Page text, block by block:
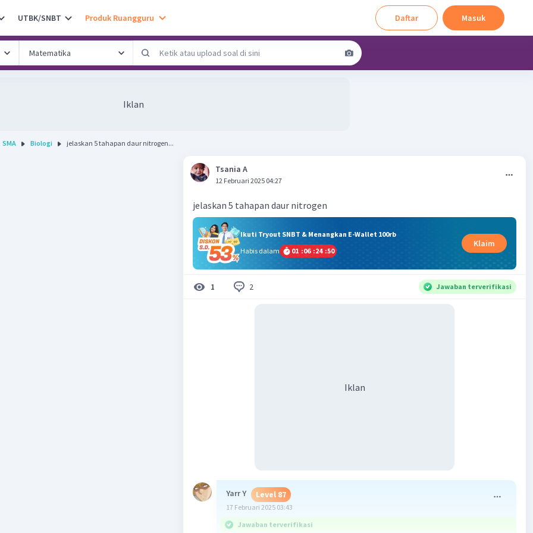
UTBK/SNBT Produk Ruangguru Daftar Masuk
Iklan
SMA Biologi jelaskan 5 tahapan daur nitrogen...
Tsania A
12 Februari 2025 04:27
jelaskan 5 tahapan daur nitrogen
Ikuti Tryout SNBT & Menangkan E-Wallet 100rb
Habis dalam
01 :06 :24 :50
Klaim
1 2 Jawaban terverifikasi
Iklan
Yarr Y Level 87
17 Februari 2025 03:43
Jawaban terverifikasi